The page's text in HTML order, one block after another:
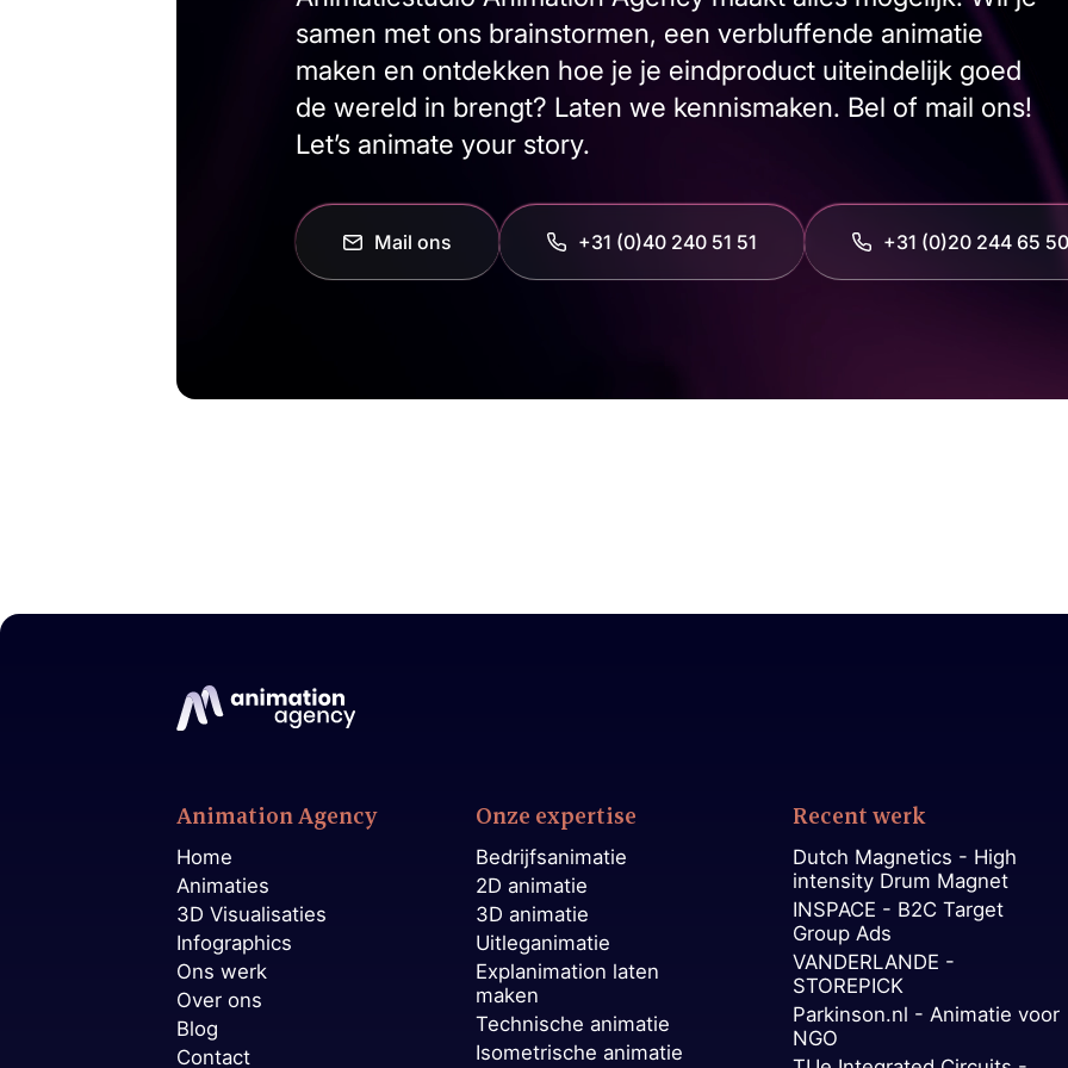
samen met ons brainstormen, een verbluffende animatie
maken en ontdekken hoe je je eindproduct uiteindelijk goed
de wereld in brengt? Laten we kennismaken. Bel of mail ons!
Let’s animate your story.
Mail ons +31 (0)40 240 51 51 ‭+31 (0)20 244 65
Animation Agency
Home
Animaties
3D Visualisaties
Infographics
Ons werk
Over ons
Blog
Contact
Onze expertise
Bedrijfsanimatie
2D animatie
3D animatie
Uitleganimatie
Explanimation laten
maken
Technische animatie
Isometrische animatie
Recent werk
Dutch Magnetics - High
intensity Drum Magnet
INSPACE - B2C Target
Group Ads
VANDERLANDE -
STOREPICK
Parkinson.nl - Animatie voor
NGO